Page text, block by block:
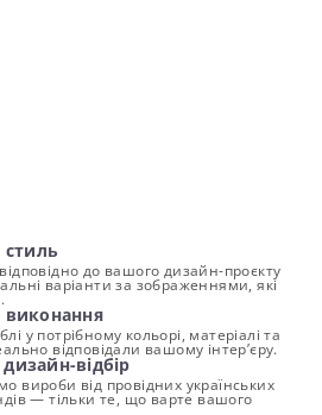
стиль
до вашого дизайн-проєкту
варіанти за зображеннями, які
виконання
у потрібному кольорі, матеріалі та
відповідали вашому інтер’єру.
відбір
вироби від провідних українських
— тільки те, що варте вашого